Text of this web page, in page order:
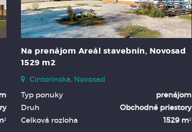
Na prenájom Areál stavebnín, Novosad
1529 m2
Cintorínska, Novosad
Typ ponuky
prenájom
Druh
Obchodné priestory
Celková rozloha
1529 m²